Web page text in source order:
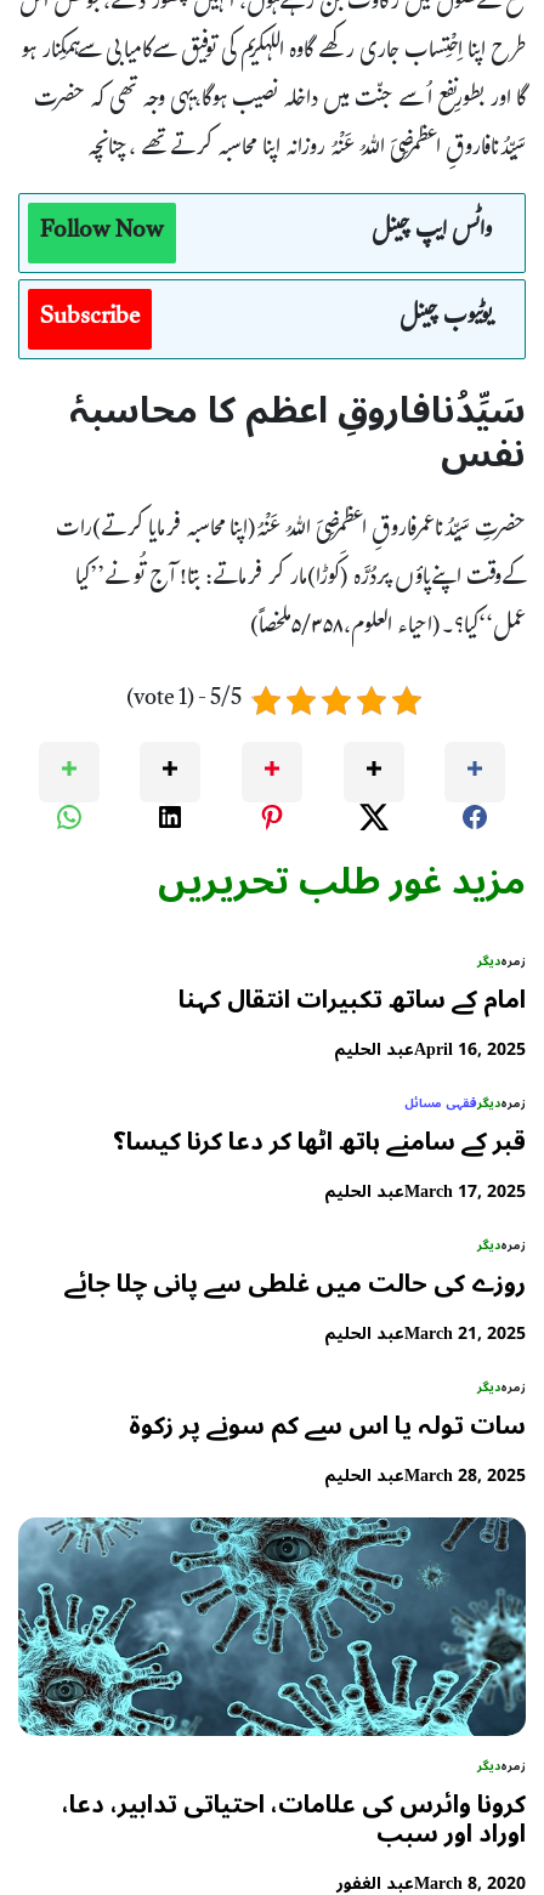
طرح اپنا اِحْتِساب جاری رکھے گاوہ اللہکریم کی توفیق سےکامیابی سےہمکِنار ہو
گا اور بطورِنفع اُسے جنّت میں داخلہ نصیب ہوگا،یہی وجہ تھی کہ حضرت
سَیِّدُنافاروقِ اعظمرَضِیَ اللہُ عَنْہُ روزانہ اپنا محاسبہ کرتے تھے ،چنانچہ
واٹس ایپ چینل
Follow Now
یوٹیوب چینل
Subscribe
سَیِّدُنافاروقِ اعظم کا محاسبۂ
نفس
حضرتِ سَیِّدُناعمرفاروقِ اعظمرَضِیَ اللہُ عَنْہُ(اپنامحاسبہ فرمایا کرتے)رات
کےوقت اپنےپاؤں پردُرَّہ (کَوڑا)مار کر فرماتے: بتا! آج تُو نے’’کیا
عمل‘‘کیا؟۔(احیاء العلوم،۵/۳۵۸ملخصاً)
5/5 - (1 vote)
مزید غور طلب تحریریں
زمرہدیگر
امام کے ساتھ تکبیرات انتقال کہنا
April 16, 2025عبد الحلیم
زمرہدیگرفقہی مسائل
قبر کے سامنے ہاتھ اٹھا کر دعا کرنا کیسا؟
March 17, 2025عبد الحلیم
زمرہدیگر
روزے کی حالت میں غلطی سے پانی چلا جائے
March 21, 2025عبد الحلیم
زمرہدیگر
سات تولہ یا اس سے کم سونے پر زکوة
March 28, 2025عبد الحلیم
زمرہدیگر
کرونا وائرس کی علامات، احتیاتی تدابیر، دعا،
اوراد اور سبب
March 8, 2020عبد الغفور